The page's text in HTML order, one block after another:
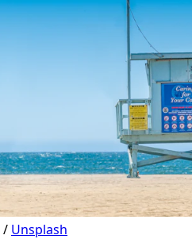
/ Unsplash